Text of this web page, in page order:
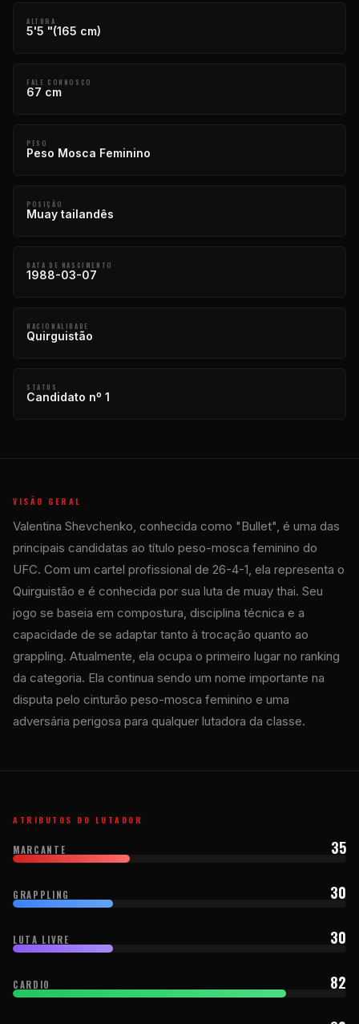
ALTURA
5'5 "(165 cm)
FALE CONNOSCO
67 cm
PESO
Peso Mosca Feminino
POSIÇÃO
Muay tailandês
DATA DE NASCIMENTO
1988-03-07
NACIONALIDADE
Quirguistão
STATUS
Candidato nº 1
VISÃO GERAL
Valentina Shevchenko, conhecida como "Bullet", é uma das
principais candidatas ao título peso-mosca feminino do
UFC. Com um cartel profissional de 26-4-1, ela representa o
Quirguistão e é conhecida por sua luta de muay thai. Seu
jogo se baseia em compostura, disciplina técnica e a
capacidade de se adaptar tanto à trocação quanto ao
grappling. Atualmente, ela ocupa o primeiro lugar no ranking
da categoria. Ela continua sendo um nome importante na
disputa pelo cinturão peso-mosca feminino e uma
adversária perigosa para qualquer lutadora da classe.
ATRIBUTOS DO LUTADOR
MARCANTE 35
GRAPPLING 30
LUTA LIVRE 30
CARDIO 82